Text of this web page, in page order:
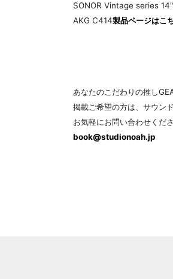
SONOR Vintage series
AKG C414製品ページはこ
あなたのこだわりの推し
掲載ご希望の方は、サウン
お気軽にお問い合わせくださ
book@studionoah.jp